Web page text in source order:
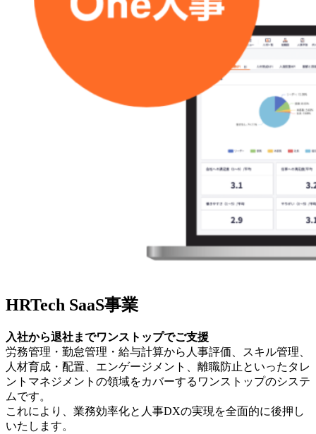
HRTech SaaS事業
入社から退社までワンストップでご支援
労務管理・勤怠管理・給与計算から人事評価、スキル管理、
人材育成・配置、エンゲージメント、離職防止といったタレ
ントマネジメントの領域をカバーするワンストップのシステ
ムです。
これにより、業務効率化と人事DXの実現を全面的に後押し
いたします。